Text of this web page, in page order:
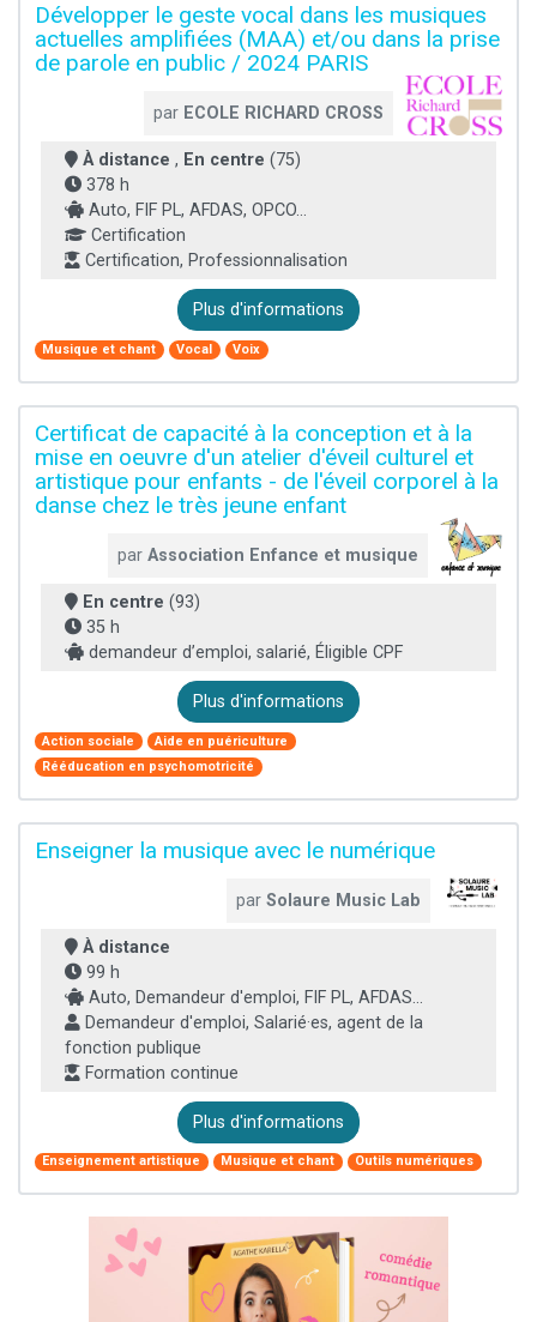
Développer le geste vocal dans les musiques
actuelles amplifiées (MAA) et/ou dans la prise
de parole en public / 2024 PARIS
par ECOLE RICHARD CROSS
À distance , En centre (75)
378 h
Auto, FIF PL, AFDAS, OPCO...
Certification
Certification, Professionnalisation
Plus d'informations
Musique et chant Vocal Voix
Certificat de capacité à la conception et à la
mise en oeuvre d'un atelier d'éveil culturel et
artistique pour enfants - de l'éveil corporel à la
danse chez le très jeune enfant
par Association Enfance et musique
En centre (93)
35 h
demandeur d’emploi, salarié, Éligible CPF
Plus d'informations
Action sociale
Aide en puériculture
Rééducation en psychomotricité
Enseigner la musique avec le numérique
par Solaure Music Lab
À distance
99 h
Auto, Demandeur d'emploi, FIF PL, AFDAS...
Demandeur d'emploi, Salarié·es, agent de la
fonction publique
Formation continue
Plus d'informations
Enseignement artistique Musique et chant Outils numériques